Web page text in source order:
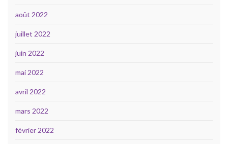
août 2022
juillet 2022
juin 2022
mai 2022
avril 2022
mars 2022
février 2022